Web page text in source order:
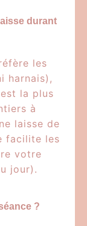
durant
les
harnais),
la plus
à
laisse de
facilite les
votre
jour).
?